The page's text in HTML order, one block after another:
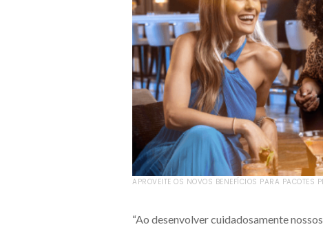
APROVEITE OS NOVOS BENEFÍCIOS PARA PACOTES
“Ao desenvolver cuidadosamente